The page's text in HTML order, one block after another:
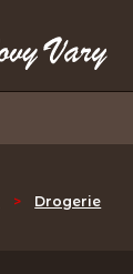
> Drogerie